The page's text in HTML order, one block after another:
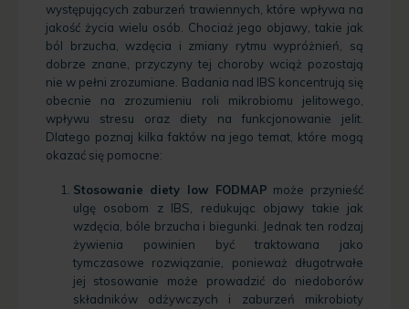
występujących zaburzeń trawiennych, które wpływa na
jakość życia wielu osób. Chociaż jego objawy, takie jak
ból brzucha, wzdęcia i zmiany rytmu wypróżnień, są
dobrze znane, przyczyny tej choroby wciąż pozostają
nie w pełni zrozumiane. Badania nad IBS koncentrują się
obecnie na zrozumieniu roli mikrobiomu jelitowego,
wpływu stresu oraz diety na funkcjonowanie jelit.
Dlatego poznaj kilka faktów na jego temat, które mogą
okazać się pomocne:
Stosowanie diety low FODMAP może przynieść
ulgę osobom z IBS, redukując objawy takie jak
wzdęcia, bóle brzucha i biegunki. Jednak ten rodzaj
żywienia powinien być traktowana jako
tymczasowe rozwiązanie, ponieważ długotrwałe
jej stosowanie może prowadzić do niedoborów
składników odżywczych i zaburzeń mikrobioty